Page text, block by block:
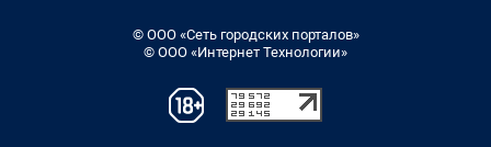
© ООО «Сеть городских порталов»
© ООО «Интернет Технологии»